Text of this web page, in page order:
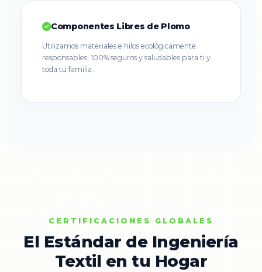
Componentes Libres de Plomo
Utilizamos materiales e hilos ecológicamente
responsables, 100% seguros y saludables para ti y
toda tu familia.
CERTIFICACIONES GLOBALES
El Estándar de Ingeniería
Textil en tu Hogar